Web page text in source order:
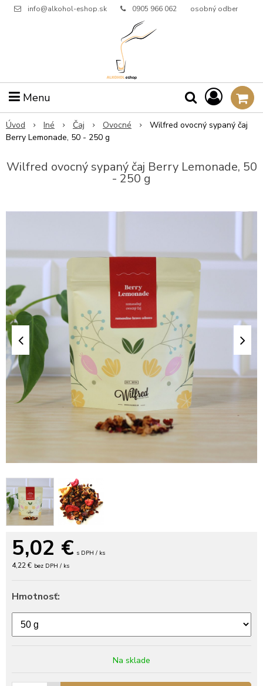
info@alkohol-eshop.sk 0905 966 062 osobný odber
Menu
Úvod Iné Čaj Ovocné
Wilfred ovocný sypaný čaj
Berry Lemonade, 50 - 250 g
Wilfred ovocný sypaný čaj Berry Lemonade, 50
- 250 g
5,02 € s DPH / ks
4,22 € bez DPH / ks
Hmotnosť:
Na sklade